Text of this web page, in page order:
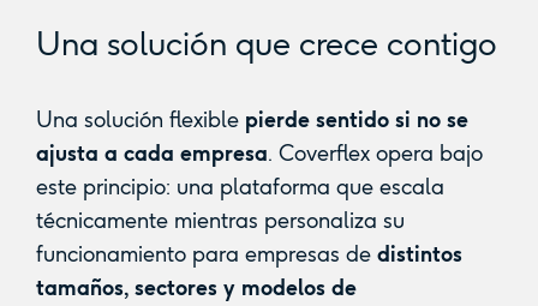
Una solución que crece contigo
Una solución flexible pierde sentido si no se
ajusta a cada empresa. Coverflex opera bajo
este principio: una plataforma que escala
técnicamente mientras personaliza su
funcionamiento para empresas de distintos
tamaños, sectores y modelos de